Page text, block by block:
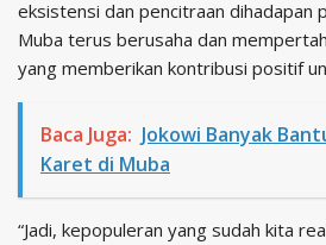
eksistensi dan pencitraan dihadapan
Muba terus berusaha dan
yang memberikan kontribusi positif
Baca Juga: Jokowi Banyak
Karet di Muba
“Jadi, kepopuleran yang sudah kita